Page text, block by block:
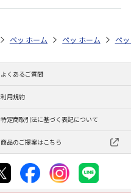
その他用品 アクアリウム内装（
ケージ・飼育その他用品 ア
ペットストア ケージ・飼育その
ホーム ペットストア ケ
ホーム ペ
よくあるご質問
利用規約
特定商取引法に基づく表記について
商品のご提案はこちら